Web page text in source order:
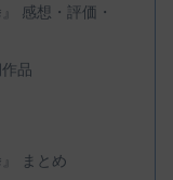
感想・評価・
品
まとめ